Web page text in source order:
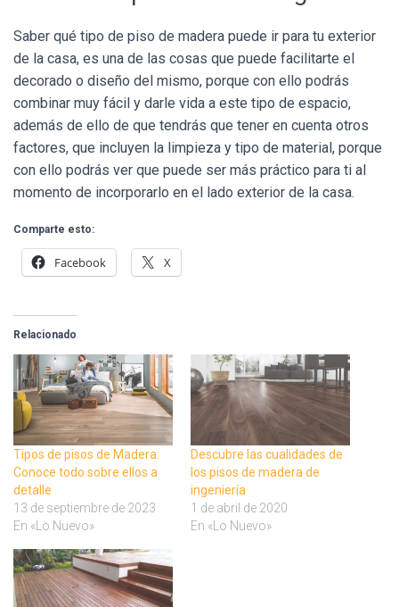
Saber qué tipo de piso de madera puede ir para tu exterior
de la casa, es una de las cosas que puede facilitarte el
decorado o diseño del mismo, porque con ello podrás
combinar muy fácil y darle vida a este tipo de espacio,
además de ello de que tendrás que tener en cuenta otros
factores, que incluyen la limpieza y tipo de material, porque
con ello podrás ver que puede ser más práctico para ti al
momento de incorporarlo en el lado exterior de la casa.
Comparte esto:
Facebook X
Relacionado
Tipos de pisos de Madera:
Conoce todo sobre ellos a
detalle
13 de septiembre de 2023
En «Lo Nuevo»
Descubre las cualidades de
los pisos de madera de
ingeniería
1 de abril de 2020
En «Lo Nuevo»